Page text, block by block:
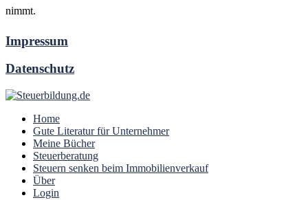
nimmt.
Impressum
Datenschutz
Home
Gute Literatur für Unternehmer
Meine Bücher
Steuerberatung
Steuern senken beim Immobilienverkauf
Über
Login